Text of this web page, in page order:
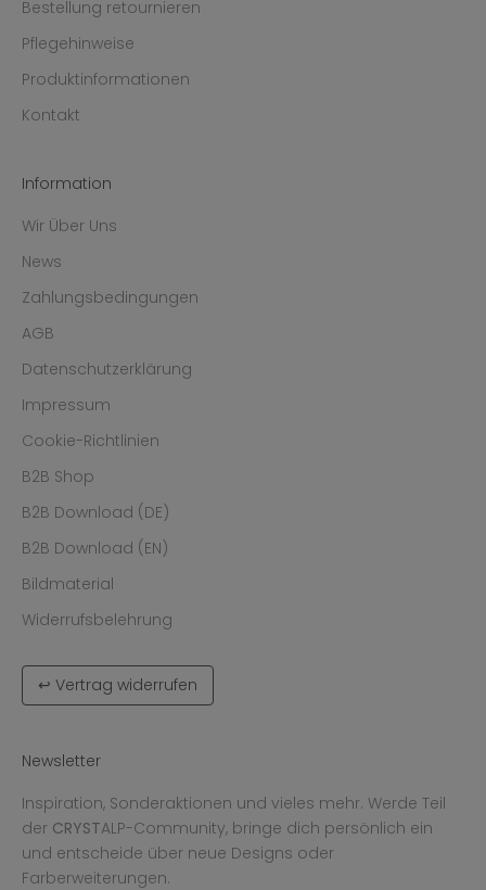
Bestellung retournieren
Pflegehinweise
Produktinformationen
Kontakt
Information
Wir Über Uns
News
Zahlungsbedingungen
AGB
Datenschutzerklärung
Impressum
Cookie-Richtlinien
B2B Shop
B2B Download (DE)
B2B Download (EN)
Bildmaterial
Widerrufsbelehrung
↩ Vertrag widerrufen
Newsletter
Inspiration, Sonderaktionen und vieles mehr. Werde Teil
der CRYSTALP-Community, bringe dich persönlich ein
und entscheide über neue Designs oder
Farberweiterungen.